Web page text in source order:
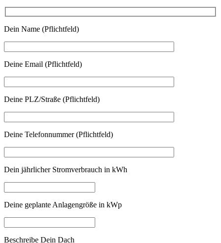
Dein Name (Pflichtfeld)
Deine Email (Pflichtfeld)
Deine PLZ/Straße (Pflichtfeld)
Deine Telefonnummer (Pflichtfeld)
Dein jährlicher Stromverbrauch in kWh
Deine geplante Anlagengröße in kWp
Beschreibe Dein Dach